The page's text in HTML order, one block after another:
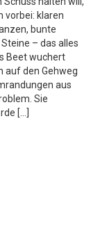
vorbei: klaren
bunte
– das alles
Beet wuchert
auf den Gehweg
aus
Sie
[…]